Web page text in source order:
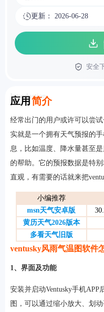
更新： 2026-06-28
安全
应用 简介
Introduction
经常出门的用户或许可以尝
实就是一个拥有天气预报的
息，比如温度、降水量甚至
的帮助。它的预报数据是特
直观，有需要的话就来把
小编推荐
msn天气安卓版
黄历天气2026版本
多看天气旧版
ventusky风雨气温图软件
1、界面及功能
安装并启动Ventusky手机
图，可以通过缩小放大、划动